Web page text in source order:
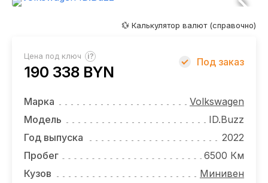
УСЛУГИ
НОВОСТИ
ОТЗЫВЫ
ВАКАНСИИ
💱 Калькулятор валют (справочно)
Цена под ключ ?
190 338 BYN
Под заказ
Марка
Volkswagen
Модель
ID.Buzz
Год выпуска
2022
Пробег
6500 Км
Кузов
Минивен